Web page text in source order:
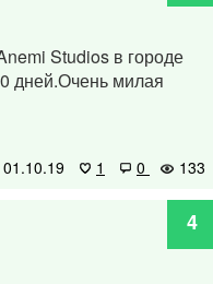
Studios в городе
дней.Очень милая
01.10.19
1 0 133
4